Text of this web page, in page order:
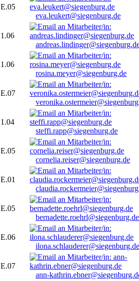
E.05
eva.leukert@siegenburg.de
1.06
1.06
rosina.meyer@siegenburg.de
E.07
1.04
steffi.rapp@siegenburg.de
E.05
cornelia.reiser@siegenburg.de
E.01
E.05
bernadette.roehrl@siegenburg.de
E.06
ilona.schlauderer@siegenburg.de
E.07
ann-